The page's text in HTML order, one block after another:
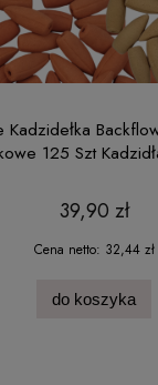
Kadzidełka
125 Szt
39,90 zł
Cena netto: 32,44 zł
do koszyka